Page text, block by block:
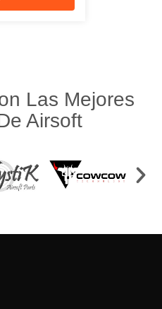
Las Mejores
Airsoft